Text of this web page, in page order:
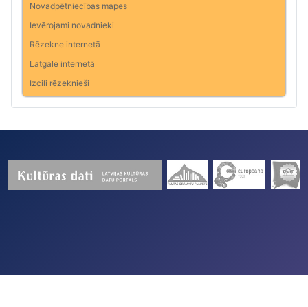
Novadpētniecības mapes
Ievērojami novadnieki
Rēzekne internetā
Latgale internetā
Izcili rēzeknieši